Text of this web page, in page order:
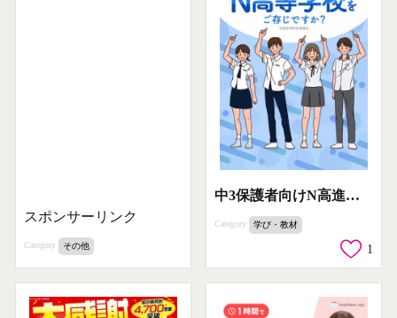
スポンサーリンク
Category その他
中3保護者向けN高進学案内
Category 学び・教材
1